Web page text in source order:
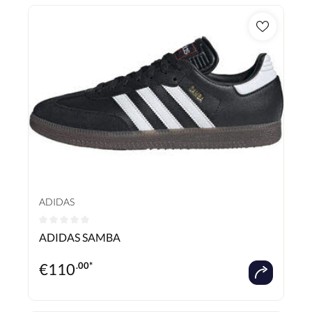
ADIDAS
Durchschnittliche Bewertung von 0 von 5 Sternen
ADIDAS SAMBA
€110.00*